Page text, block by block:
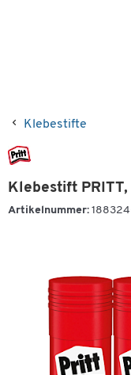
Klebestifte
Klebestift
Artikelnummer: